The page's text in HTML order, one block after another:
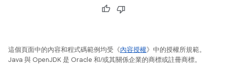
這個頁面中的內容和程式碼範例均受《內容授權》中的授權所規範。
Java 與 OpenJDK 是 Oracle 和/或其關係企業的商標或註冊商標。